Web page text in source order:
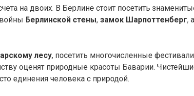
на двоих. В Берлине стоит посетить
Берлинской стены, замок Шарпоттенберг, а
лесу, посетить многочисленные
оценят природные красоты Баварии.
единения человека с природой.